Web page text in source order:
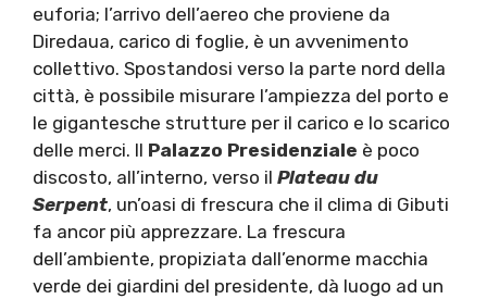
euforia; l’arrivo dell’aereo che proviene da
Diredaua, carico di foglie, è un avvenimento
collettivo. Spostandosi verso la parte nord della
città, è possibile misurare l’ampiezza del porto e
le gigantesche strutture per il carico e lo scarico
delle merci. Il Palazzo Presidenziale è poco
discosto, all’interno, verso il Plateau du
Serpent, un’oasi di frescura che il clima di Gibuti
fa ancor più apprezzare. La frescura
dell’ambiente, propiziata dall’enorme macchia
verde dei giardini del presidente, dà luogo ad un